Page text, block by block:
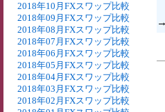
2018年10月FXスワップ比較
2018年09月FXスワップ比較
2018年08月FXスワップ比較
2018年07月FXスワップ比較
2018年06月FXスワップ比較
2018年05月FXスワップ比較
2018年04月FXスワップ比較
2018年03月FXスワップ比較
2018年02月FXスワップ比較
→